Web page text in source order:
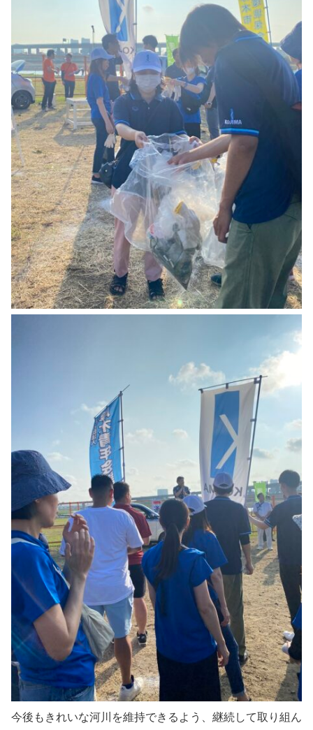
今後もきれいな河川を維持できるよう、継続して取り組ん